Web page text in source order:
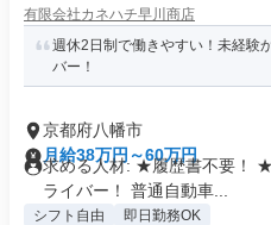
ー
有限会社カネハチ早川商店
週休2日制で働きやすい！未経験
バー！
京都府八幡市
月給38万円～60万円
求める人材: ★履歴書不要！
ライバー！ 普通自動車...
シフト自由 即日勤務OK